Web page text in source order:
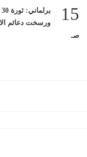
15
صـ